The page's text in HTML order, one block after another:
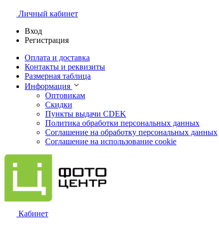
Личный кабинет
Вход
Регистрация
Оплата и доставка
Контакты и реквизиты
Размерная таблица
Информация
Оптовикам
Скидки
Пункты выдачи CDEK
Политика обработки персональных данных
Соглашение на обработку персональных данных
Соглашение на использование cookie
Кабинет